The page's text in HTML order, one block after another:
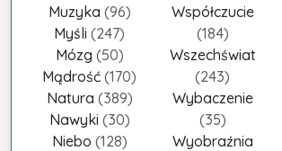
Muzyka (96)
Myśli (247)
Mózg (50)
Mądrość (170)
Natura (389)
Nawyki (30)
Niebo (128)
Współczucie
(184)
Wszechświat
(243)
Wybaczenie
(35)
Wyobraźnia